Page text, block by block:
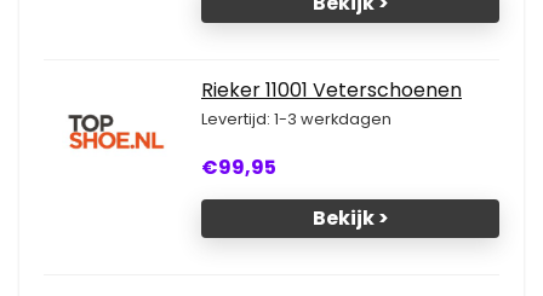
Rieker 11001 Veterschoenen
Levertijd: 1-3 werkdagen
€99,95
Bekijk >